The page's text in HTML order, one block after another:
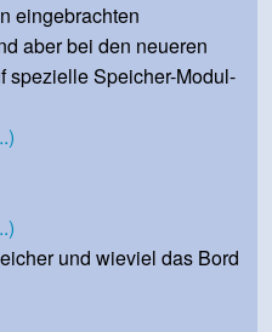
eingebrachten
aber bei den neueren
spezielle Speicher-Modul-
und wieviel das Bord